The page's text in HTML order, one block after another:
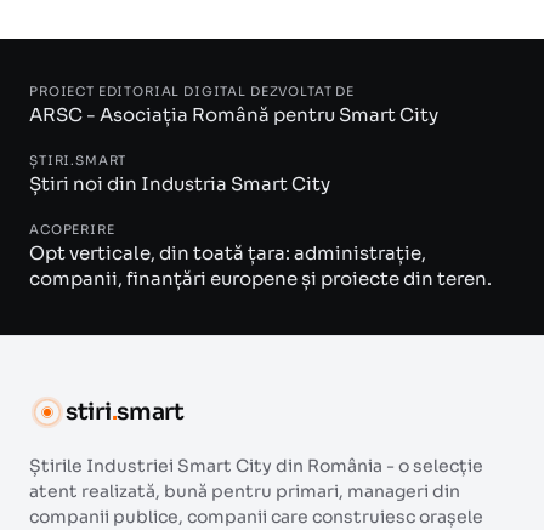
PROIECT EDITORIAL DIGITAL DEZVOLTAT DE
ARSC - Asociația Română pentru Smart City
ȘTIRI.SMART
Știri noi din Industria Smart City
ACOPERIRE
Opt verticale, din toată țara: administrație,
companii, finanțări europene și proiecte din teren.
stiri.smart
Știrile Industriei Smart City din România - o selecție
atent realizată, bună pentru primari, manageri din
companii publice, companii care construiesc orașele